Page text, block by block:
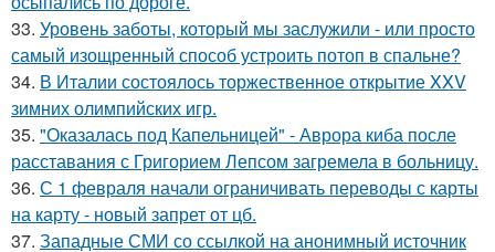
33. Уровень заботы, который мы заслужили - или просто
самый изощренный способ устроить потоп в спальне?
34. В Италии состоялось торжественное открытие XXV
зимних олимпийских игр.
35. "Оказалась под Капельницей" - Аврора киба после
расставания с Григорием Лепсом загремела в больницу.
36. С 1 февраля начали ограничивать переводы с карты
на карту - новый запрет от цб.
37. Западные СМИ со ссылкой на анонимный источник